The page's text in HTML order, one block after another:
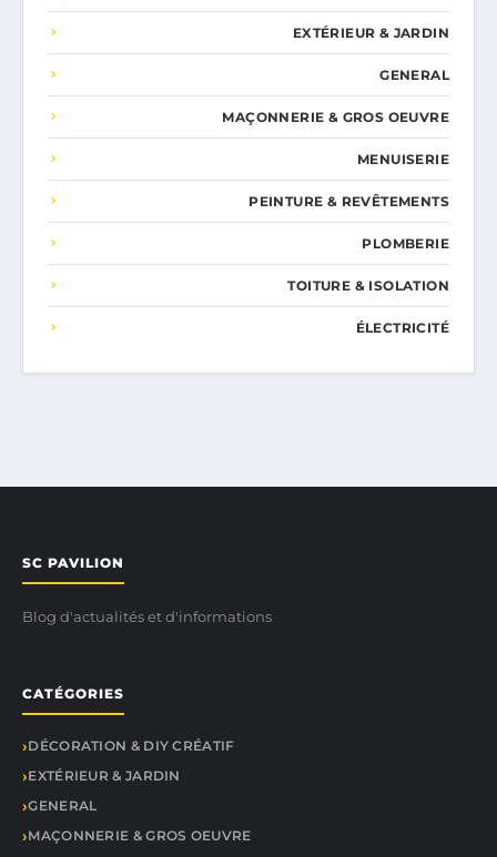
EXTÉRIEUR & JARDIN
GENERAL
MAÇONNERIE & GROS OEUVRE
MENUISERIE
PEINTURE & REVÊTEMENTS
PLOMBERIE
TOITURE & ISOLATION
ÉLECTRICITÉ
SC PAVILION
Blog d'actualités et d'informations
CATÉGORIES
DÉCORATION & DIY CRÉATIF
EXTÉRIEUR & JARDIN
GENERAL
MAÇONNERIE & GROS OEUVRE